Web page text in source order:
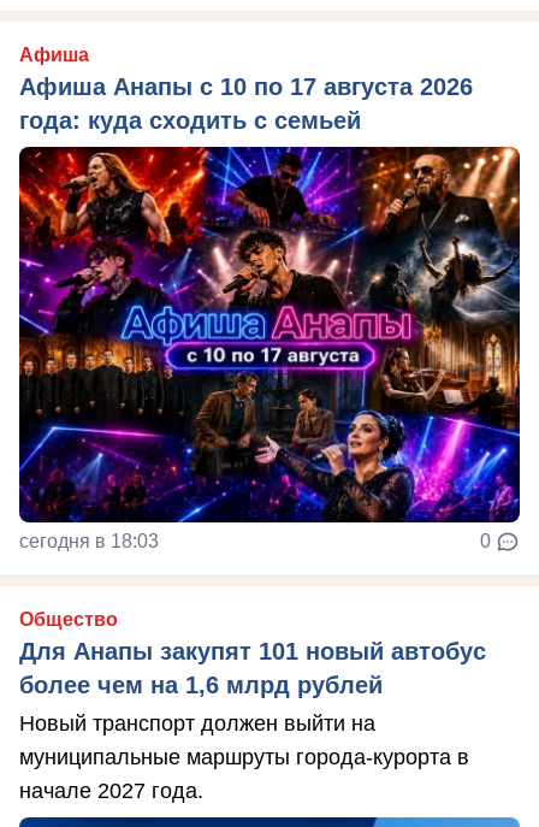
Афиша
Афиша Анапы с 10 по 17 августа 2026
года: куда сходить с семьей
сегодня в 18:03 0
Общество
Для Анапы закупят 101 новый автобус
более чем на 1,6 млрд рублей
Новый транспорт должен выйти на
муниципальные маршруты города-курорта в
начале 2027 года.